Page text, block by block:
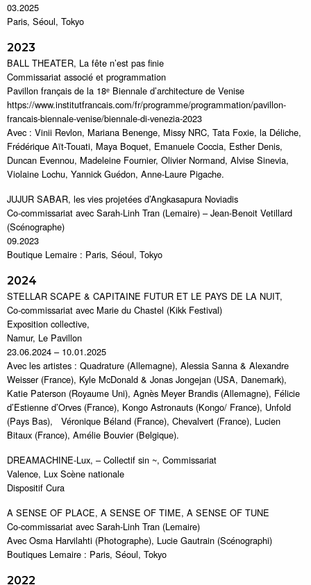
03.2025
Paris, Séoul, Tokyo
2023
BALL THEATER, La fête n’est pas finie
Commissariat associé et programmation
Pavillon français de la 18ᵉ Biennale d’architecture de Venise
https://www.institutfrancais.com/fr/programme/programmation/pavillon-
francais-biennale-venise/biennale-di-venezia-2023
Avec : Vinii Revlon, Mariana Benenge, Missy NRC, Tata Foxie, la Déliche,
Frédérique Aït-Touati, Maya Boquet, Emanuele Coccia, Esther Denis,
Duncan Evennou, Madeleine Fournier, Olivier Normand, Alvise Sinevia,
Violaine Lochu, Yannick Guédon, Anne-Laure Pigache.
JUJUR SABAR, les vies projetées d’Angkasapura Noviadis
Co-commissariat avec Sarah-Linh Tran (Lemaire) – Jean-Benoit Vetillard
(Scénographe)
09.2023
Boutique Lemaire : Paris, Séoul, Tokyo
2024
STELLAR SCAPE & CAPITAINE FUTUR ET LE PAYS DE LA NUIT,
Co-commissariat avec Marie du Chastel (Kikk Festival)
Exposition collective,
Namur, Le Pavillon
23.06.2024 – 10.01.2025
Avec les artistes : Quadrature (Allemagne), Alessia Sanna & Alexandre
Weisser (France), Kyle McDonald & Jonas Jongejan (USA, Danemark),
Katie Paterson (Royaume Uni), Agnès Meyer Brandis (Allemagne), Félicie
d’Estienne d’Orves (France), Kongo Astronauts (Kongo/ France), Unfold
(Pays Bas), Véronique Béland (France), Chevalvert (France), Lucien
Bitaux (France), Amélie Bouvier (Belgique).
DREAMACHINE-Lux, – Collectif sin ~, Commissariat
Valence, Lux Scène nationale
Dispositif Cura
A SENSE OF PLACE, A SENSE OF TIME, A SENSE OF TUNE
Co-commissariat avec Sarah-Linh Tran (Lemaire)
Avec Osma Harvilahti (Photographe), Lucie Gautrain (Scénographi)
Boutiques Lemaire : Paris, Séoul, Tokyo
2022